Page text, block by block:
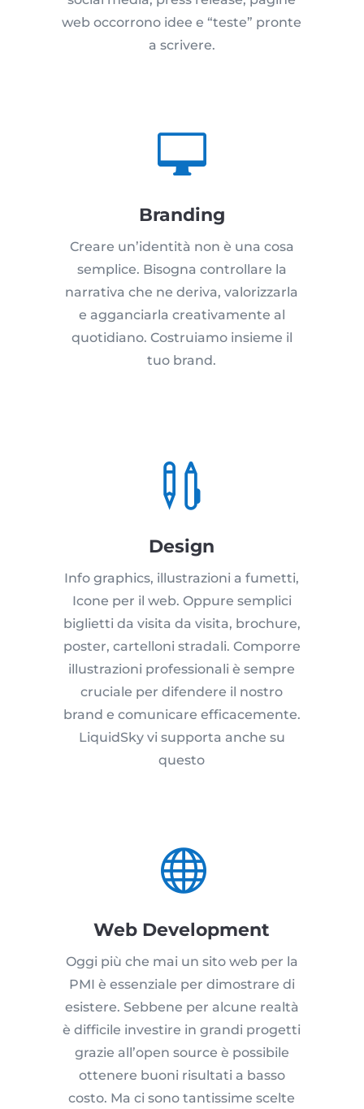
web occorrono idee e “teste” pronte
a scrivere.

Branding
Creare un’identità non è una cosa
semplice. Bisogna controllare la
narrativa che ne deriva, valorizzarla
e agganciarla creativamente al
quotidiano. Costruiamo insieme il
tuo brand.

Design
Info graphics, illustrazioni a fumetti,
Icone per il web. Oppure semplici
biglietti da visita da visita, brochure,
poster, cartelloni stradali. Comporre
illustrazioni professionali è sempre
cruciale per difendere il nostro
brand e comunicare efficacemente.
LiquidSky vi supporta anche su
questo

Web Development
Oggi più che mai un sito web per la
PMI è essenziale per dimostrare di
esistere. Sebbene per alcune realtà
è difficile investire in grandi progetti
grazie all’open source è possibile
ottenere buoni risultati a basso
costo. Ma ci sono tantissime scelte